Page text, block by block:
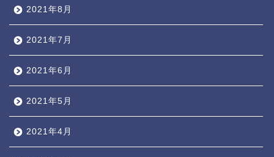
2021年8月
2021年7月
2021年6月
2021年5月
2021年4月